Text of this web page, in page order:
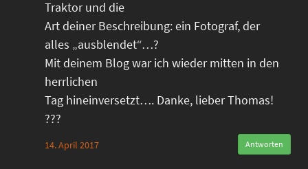
Traktor und die
Art deiner Beschreibung: ein Fotograf, der
alles „ausblendet“…?
Mit deinem Blog war ich wieder mitten in den
herrlichen
Tag hineinversetzt…. Danke, lieber Thomas!
???
14. April 2017 Antworten